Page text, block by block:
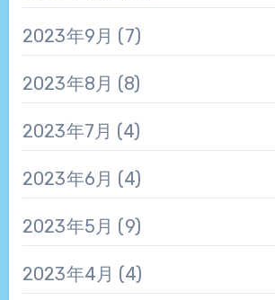
2023年9月 (7)
2023年8月 (8)
2023年7月 (4)
2023年6月 (4)
2023年5月 (9)
2023年4月 (4)